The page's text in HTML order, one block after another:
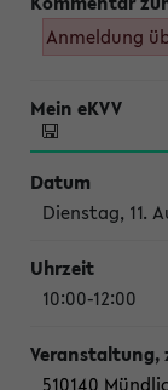
Anmeldung
Dienstag, 11.
10:00-12:00
510140